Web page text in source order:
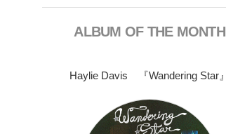
ALBUM OF THE MONTH
Haylie Davis 『Wandering Star』